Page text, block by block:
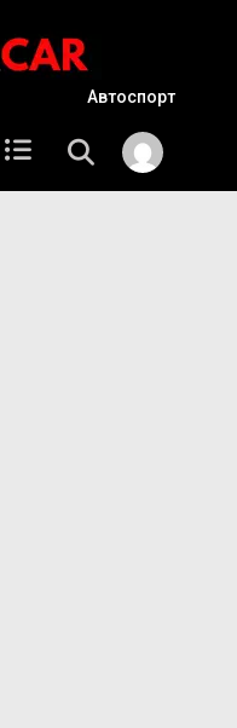
Автоспорт